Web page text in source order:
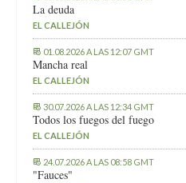
La deuda
EL CALLEJÓN
01.08.2026 A LAS 12:07 GMT
Mancha real
EL CALLEJÓN
30.07.2026 A LAS 12:34 GMT
Todos los fuegos del fuego
EL CALLEJÓN
24.07.2026 A LAS 08:58 GMT
"Fauces"